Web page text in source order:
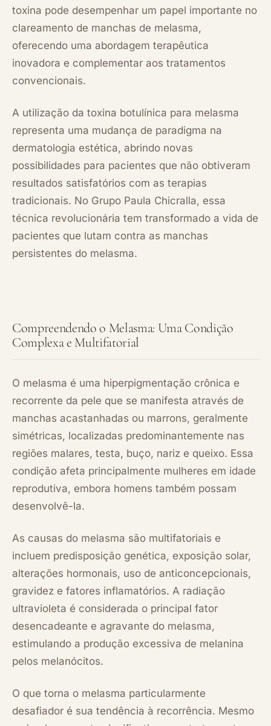
toxina pode desempenhar um papel importante no
clareamento de manchas de melasma,
oferecendo uma abordagem terapêutica
inovadora e complementar aos tratamentos
convencionais.
A utilização da toxina botulínica para melasma
representa uma mudança de paradigma na
dermatologia estética, abrindo novas
possibilidades para pacientes que não obtiveram
resultados satisfatórios com as terapias
tradicionais. No Grupo Paula Chicralla, essa
técnica revolucionária tem transformado a vida de
pacientes que lutam contra as manchas
persistentes do melasma.
Compreendendo o Melasma: Uma Condição
Complexa e Multifatorial
O melasma é uma hiperpigmentação crônica e
recorrente da pele que se manifesta através de
manchas acastanhadas ou marrons, geralmente
simétricas, localizadas predominantemente nas
regiões malares, testa, buço, nariz e queixo. Essa
condição afeta principalmente mulheres em idade
reprodutiva, embora homens também possam
desenvolvê-la.
As causas do melasma são multifatoriais e
incluem predisposição genética, exposição solar,
alterações hormonais, uso de anticoncepcionais,
gravidez e fatores inflamatórios. A radiação
ultravioleta é considerada o principal fator
desencadeante e agravante do melasma,
estimulando a produção excessiva de melanina
pelos melanócitos.
O que torna o melasma particularmente
desafiador é sua tendência à recorrência. Mesmo